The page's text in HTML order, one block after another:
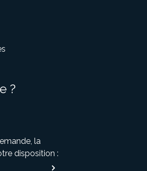
?
la
disposition :